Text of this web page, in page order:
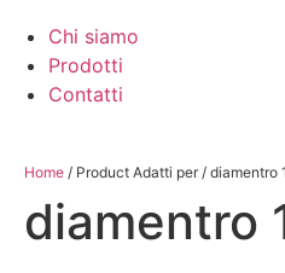
Chi siamo
Prodotti
Contatti
Home / Product Adatti per / diamentro
diamentro